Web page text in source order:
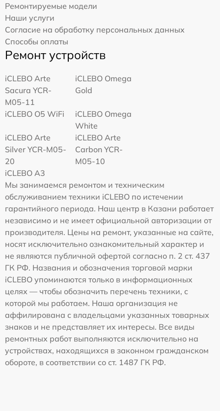
Ремонтируемые модели
Наши услуги
Согласие на обработку персональных данных
Способы оплаты
Ремонт устройств
iCLEBO Arte
Sacura YCR-
M05-11
iCLEBO Omega
Gold
iCLEBO O5 WiFi
iCLEBO Omega
White
iCLEBO Arte
Silver YCR-M05-
20
iCLEBO Arte
Carbon YCR-
M05-10
iCLEBO A3
Мы занимаемся ремонтом и техническим
обслуживанием техники iCLEBO по истечении
гарантийного периода. Наш центр в Казани работает
независимо и не имеет официальной авторизации от
производителя. Цены на ремонт, указанные на сайте,
носят исключительно ознакомительный характер и
не являются публичной офертой согласно п. 2 ст. 437
ГК РФ. Названия и обозначения торговой марки
iCLEBO упоминаются только в информационных
целях — чтобы обозначить перечень техники, с
которой мы работаем. Наша организация не
аффилирована с владельцами указанных товарных
знаков и не представляет их интересы. Все виды
ремонтных работ выполняются исключительно на
устройствах, находящихся в законном гражданском
обороте, в соответствии со ст. 1487 ГК РФ.